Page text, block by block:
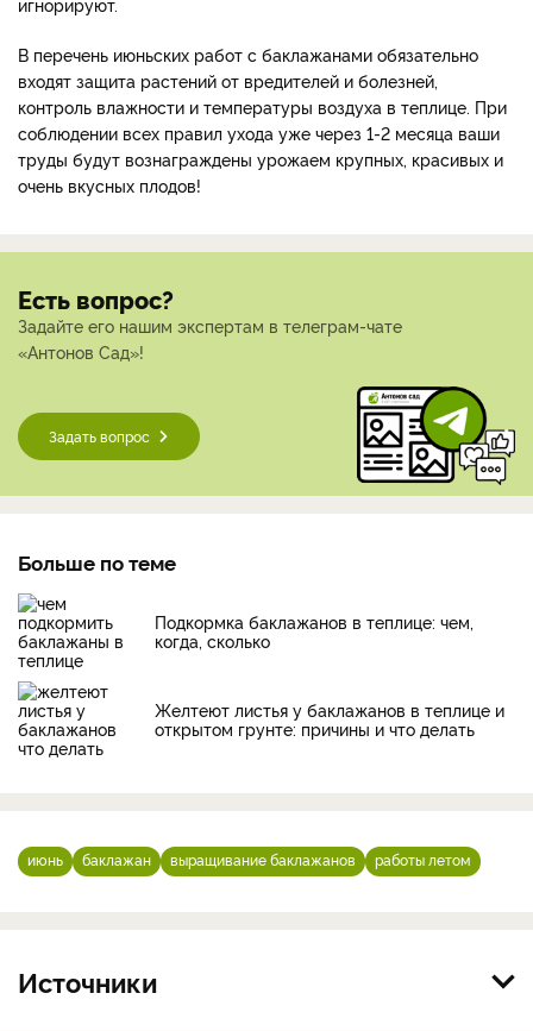
В перечень июньских работ с баклажанами обязательно
входят защита растений от вредителей и болезней,
контроль влажности и температуры воздуха в теплице. При
соблюдении всех правил ухода уже через 1-2 месяца ваши
труды будут вознаграждены урожаем крупных, красивых и
очень вкусных плодов!
Есть вопрос?
Задайте его нашим экспертам в телеграм-чате
«Антонов Сад»!
Задать вопрос
Больше по теме
Подкормка баклажанов в теплице: чем,
когда, сколько
Желтеют листья у баклажанов в теплице и
открытом грунте: причины и что делать
июнь баклажан выращивание баклажанов работы летом
Источники